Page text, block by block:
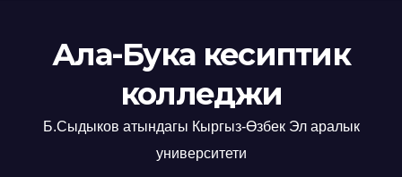
Ала-Бука кесиптик
колледжи
Б.Сыдыков атындагы Кыргыз-Өзбек Эл аралык
университети